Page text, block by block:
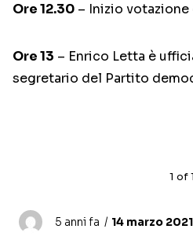
Ore 12.30 – Inizio
Ore 13 – Enrico Letta è
segretario del Partito
1 of1
5 anni fa 14 marzo